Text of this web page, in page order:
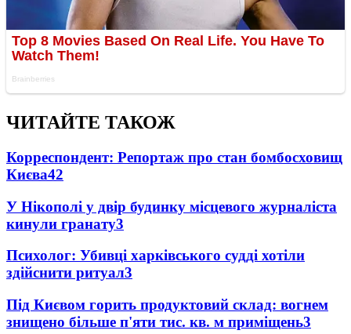
ЧИТАЙТЕ ТАКОЖ
Корреспондент: Репортаж про стан бомбосховищ
Києва42
У Нікополі у двір будинку місцевого журналіста
кинули гранату3
Психолог: Убивці харківського судді хотіли
здійснити ритуал3
Під Києвом горить продуктовий склад: вогнем
знищено більше п'яти тис. кв. м приміщень3